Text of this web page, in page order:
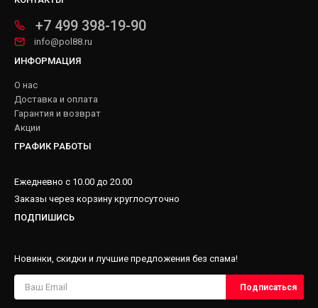
+7 499 398-19-90
info@pol88.ru
ИНФОРМАЦИЯ
О нас
Доставка и оплата
Гарантия и возврат
Акции
ГРАФИК РАБОТЫ
Ежедневно с 10.00 до 20.00
Заказы через корзину круглосуточно
ПОДПИШИСЬ
Новинки, скидки и лучшие предложения без спама!